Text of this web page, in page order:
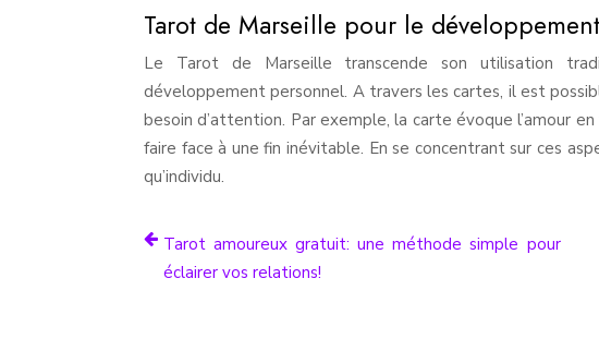
Tarot de Marseille pour le
Le Tarot de Marseille transcende son utilisation
développement personnel. A travers les cartes, il est
besoin d’attention. Par exemple, la carte évoque l’amour
faire face à une fin inévitable. En se concentrant sur ces
qu’individu.
Tarot amoureux gratuit: une méthode simple pour
éclairer vos relations!